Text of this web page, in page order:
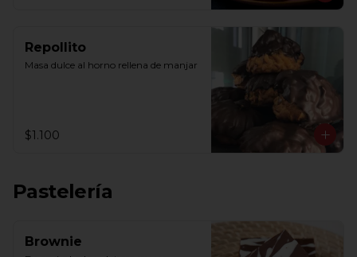
Repollito
Masa dulce al horno rellena de manjar
$1.100
Pastelería
Brownie